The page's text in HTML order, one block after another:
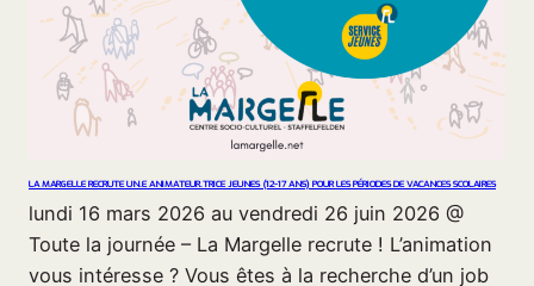
LA MARGELLE RECRUTE UN.E ANIMATEUR.TRICE JEUNES (12-17 ANS) POUR LES PÉRIODES DE VACANCES SCOLAIRES
lundi 16 mars 2026 au vendredi 26 juin 2026 @
Toute la journée – La Margelle recrute ! L’animation
vous intéresse ? Vous êtes à la recherche d’un job